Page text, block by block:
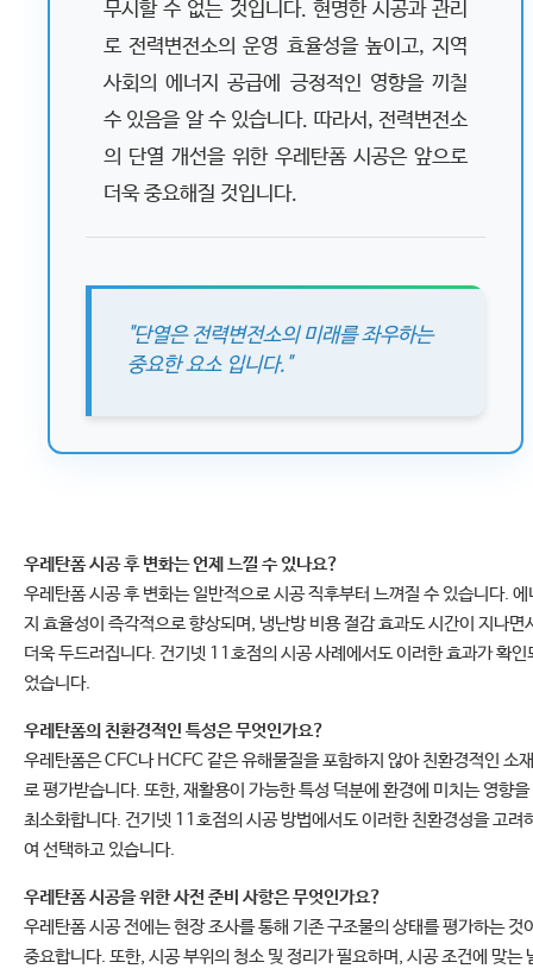
무시할 수 없는 것입니다. 현명한 시공과 관리
로 전력변전소의 운영 효율성을 높이고, 지역
사회의 에너지 공급에 긍정적인 영향을 끼칠
수 있음을 알 수 있습니다. 따라서, 전력변전소
의 단열 개선을 위한 우레탄폼 시공은 앞으로
더욱 중요해질 것입니다.
"단열은 전력변전소의 미래를 좌우하는
중요한 요소 입니다."
우레탄폼 시공 후 변화는 언제 느낄 수 있나요?
우레탄폼 시공 후 변화는 일반적으로 시공 직후부터 느껴질 수 있습니다. 에
지 효율성이 즉각적으로 향상되며, 냉난방 비용 절감 효과도 시간이 지나면
더욱 두드러집니다. 건기넷 11호점의 시공 사례에서도 이러한 효과가 확인
었습니다.
우레탄폼의 친환경적인 특성은 무엇인가요?
우레탄폼은 CFC나 HCFC 같은 유해물질을 포함하지 않아 친환경적인 소재
로 평가받습니다. 또한, 재활용이 가능한 특성 덕분에 환경에 미치는 영향을
최소화합니다. 건기넷 11호점의 시공 방법에서도 이러한 친환경성을 고려
여 선택하고 있습니다.
우레탄폼 시공을 위한 사전 준비 사항은 무엇인가요?
우레탄폼 시공 전에는 현장 조사를 통해 기존 구조물의 상태를 평가하는 것
중요합니다. 또한, 시공 부위의 청소 및 정리가 필요하며, 시공 조건에 맞는